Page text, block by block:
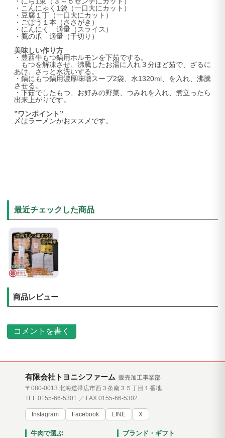
・こんにゃく1袋（一口大にカット）
・豆腐１丁（一口大にカット）
・ごぼう１本（ささがき）
・にんにく 適量（スライス）
・鷹の爪 適量（千切り）
美味しい作り方
・豊西牛もつ鍋用ホルモンを下茹でする。
もつを解凍させ、沸騰したお湯に入れ３分ほど茹で、ざるに
あけ、さっと水洗いする。
・鍋にもつ鍋用濃厚味噌スープ2袋、水1320ml、を入れ、沸騰
させる。
・下茹でしたもつ、お好みの野菜、つみれを入れ、煮立ったら
出来上がりです。
”ワンポイント”
〆はラーメンがおススメです。
最近チェックした商品
商品レビュー
コメントを書く
有限会社トヨニシファーム 販売加工事業部
〒080-0013 北海道帯広市西３条南３５丁目１番地
TEL 0155-66-5301 ／ FAX 0155-66-5302
Instagram Facebook LINE X
牛肉で選ぶ ブランド・ギフト